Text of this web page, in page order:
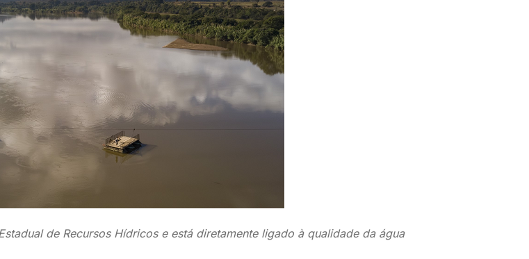
de Recursos Hídricos e está diretamente ligado à qualidade da água